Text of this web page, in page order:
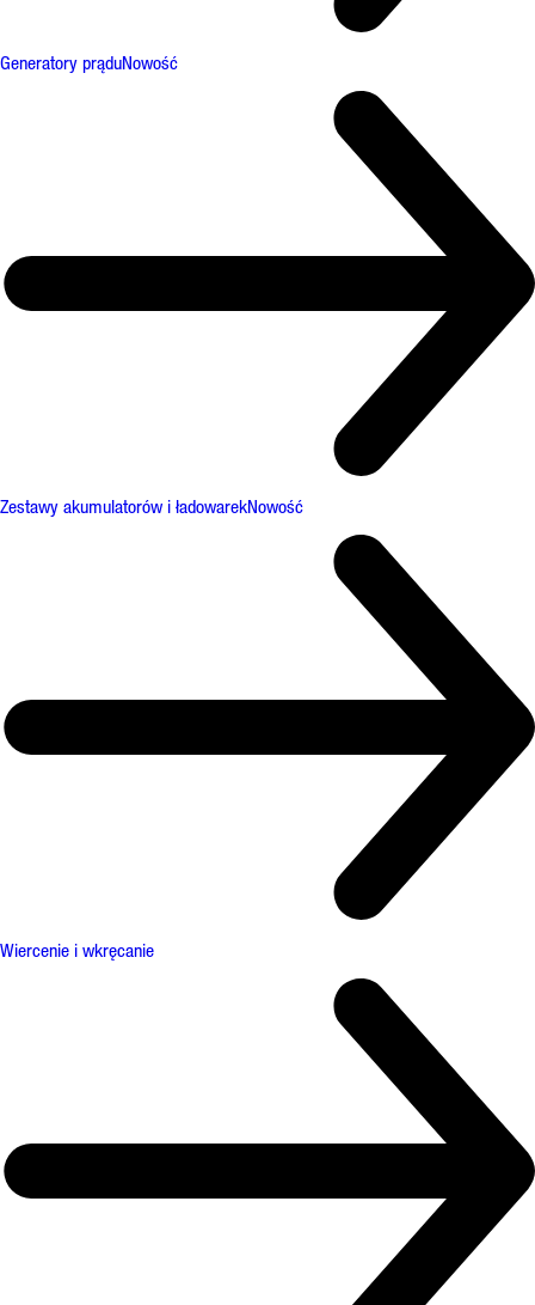
Generatory prąduNowość
Zestawy akumulatorów i ładowarekNowość
Wiercenie i wkręcanie